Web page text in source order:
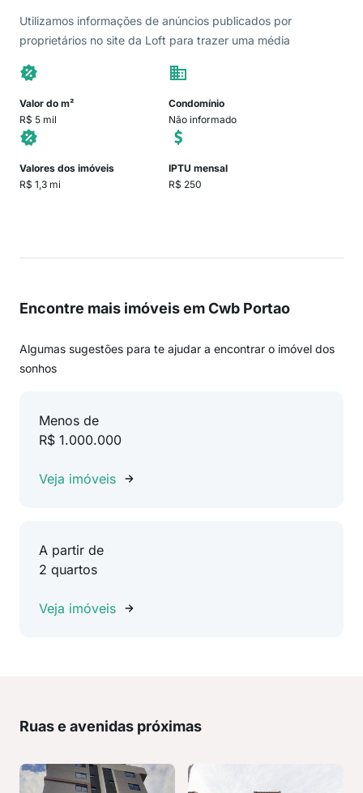
Utilizamos informações de anúncios publicados por
proprietários no site da Loft para trazer uma média
Valor do m²
R$ 5 mil
Condomínio
Não informado
Valores dos imóveis
R$ 1,3 mi
IPTU mensal
R$ 250
Encontre mais imóveis em Cwb Portao
Algumas sugestões para te ajudar a encontrar o imóvel dos
sonhos
Menos de
R$ 1.000.000
Veja imóveis
A partir de
2 quartos
Veja imóveis
Ruas e avenidas próximas